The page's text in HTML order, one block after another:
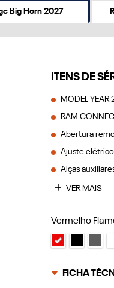
Big Horn 2027
ITENS DE
MODEL YEAR
RAM
Abertura
Ajuste
Alças
VER MAIS
Vermelho
FICHA